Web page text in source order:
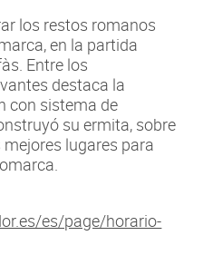
los restos romanos
en la partida
Entre los
destaca la
con sistema de
su ermita, sobre
lugares para
es/page/horario-